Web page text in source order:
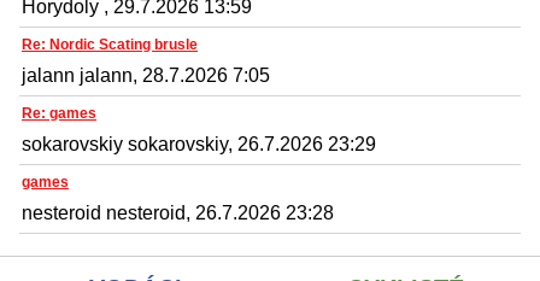
Horydoly , 29.7.2026 13:59
Re: Nordic Scating brusle
jalann jalann, 28.7.2026 7:05
Re: games
sokarovskiy sokarovskiy, 26.7.2026 23:29
games
nesteroid nesteroid, 26.7.2026 23:28